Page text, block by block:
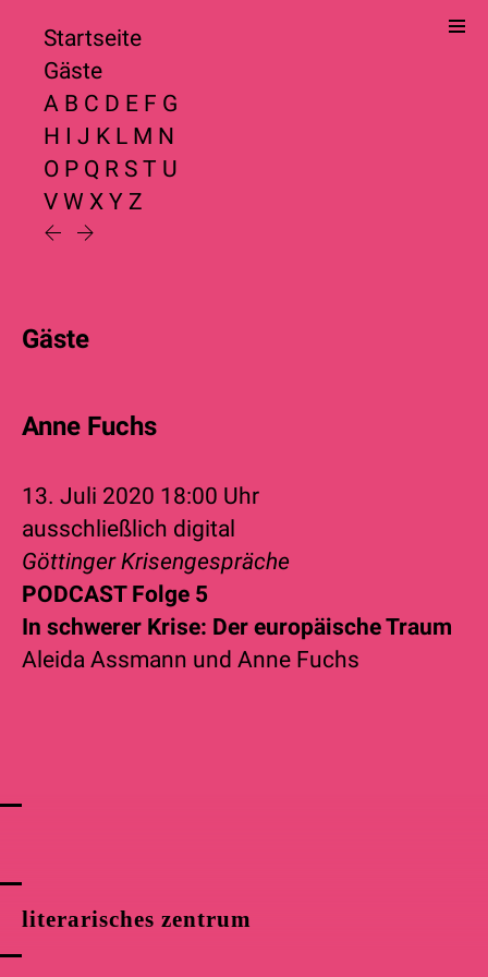
literarisches zentrum
Startseite
Gäste
A B C D E F G
H I J K L M N
O P Q R S T U
V W X Y Z
Gäste
Anne Fuchs
13. Juli 2020 18:00 Uhr
ausschließlich digital
Göttinger Krisengespräche
PODCAST Folge 5
In schwerer Krise: Der europäische Traum
Aleida Assmann und Anne Fuchs